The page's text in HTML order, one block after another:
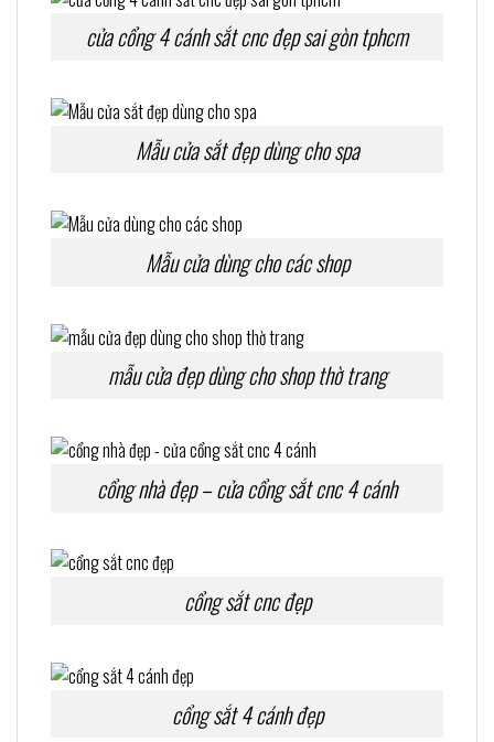
cửa cổng 4 cánh sắt cnc đẹp sai gòn tphcm
Mẫu cửa sắt đẹp dùng cho spa
Mẫu cửa dùng cho các shop
mẫu cửa đẹp dùng cho shop thờ trang
cổng nhà đẹp – cửa cổng sắt cnc 4 cánh
cổng sắt cnc đẹp
cổng sắt 4 cánh đẹp